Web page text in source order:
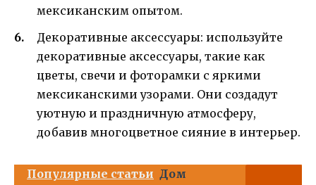
мексиканским опытом.
Декоративные аксессуары: используйте
декоративные аксессуары, такие как
цветы, свечи и фоторамки с яркими
мексиканскими узорами. Они создадут
уютную и праздничную атмосферу,
добавив многоцветное сияние в интерьер.
Популярные статьи Дом